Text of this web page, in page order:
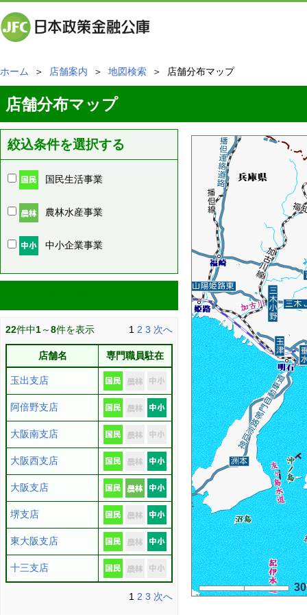
ホーム ＞ 店舗案内 ＞ 地図検索 ＞ 店舗分布マップ
店舗分布マップ
絞込条件を選択する
国民生活事業
農林水産事業
中小企業事業
22件中1～8件を表示 1 2 3 次へ
店舗名 専門職員駐在
玉出支店
阿倍野支店
大阪南支店
大阪西支店
大阪支店
堺支店
東大阪支店
十三支店
1 2 3 次へ